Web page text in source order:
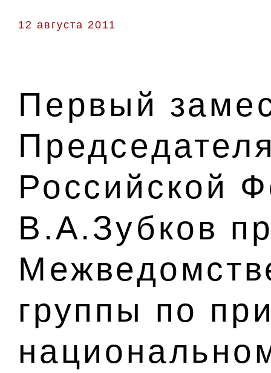
12 августа 2011
Первый
Российской
В.А.Зубков
группы по